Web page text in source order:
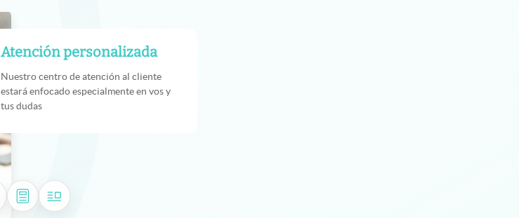
Atención personalizada
Nuestro centro de atención al cliente
estará enfocado especialmente en vos y
tus dudas